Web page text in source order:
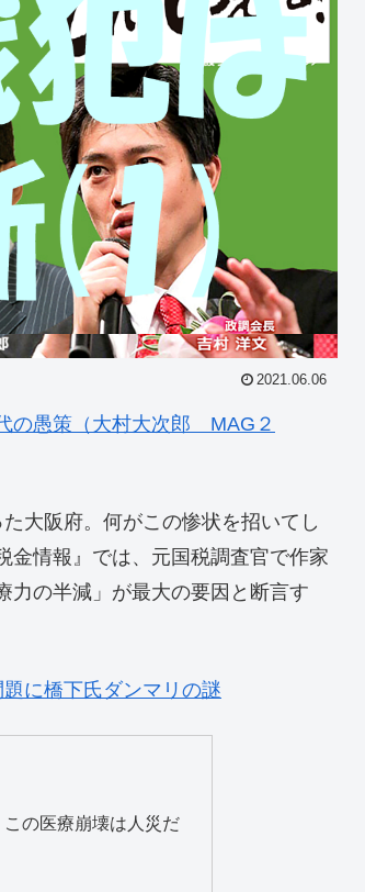
2021.06.06
の愚策（大村大次郎 MAG２
大阪府。何がこの惨状を招いてし
金情報』では、元国税調査官で作家
力の半減」が最大の要因と断言す
に橋下氏ダンマリの謎
の医療崩壊は人災だ